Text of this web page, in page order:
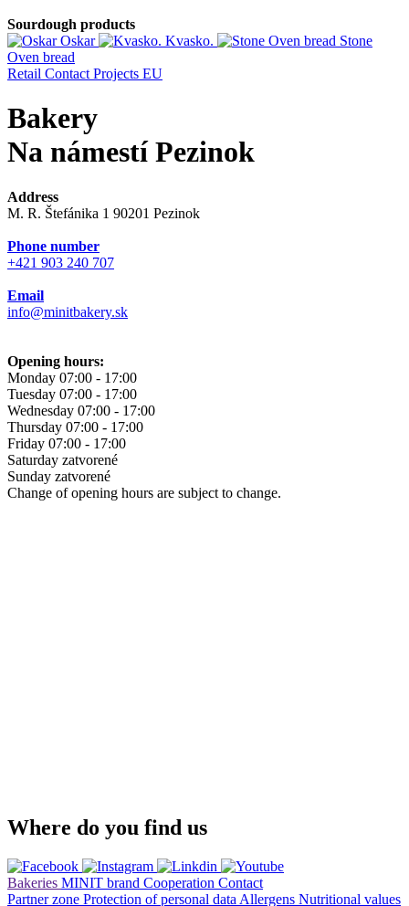
Sourdough products
Oskar
Kvasko.
Stone
Oven bread
Retail Contact Projects EU
Bakery
Na námestí Pezinok
Address
M. R. Štefánika 1 90201 Pezinok
Phone number
+421 903 240 707
Email
info@minitbakery.sk
Opening hours:
Monday 07:00 - 17:00
Tuesday 07:00 - 17:00
Wednesday 07:00 - 17:00
Thursday 07:00 - 17:00
Friday 07:00 - 17:00
Saturday zatvorené
Sunday zatvorené
Change of opening hours are subject to change.
Where do you find us
Bakeries MINIT brand Cooperation Contact
Partner zone Protection of personal data Allergens Nutritional values